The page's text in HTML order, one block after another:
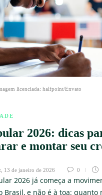
licenciada: halfpoint/Envato
2026: dicas
e montar seu
13 de janeiro de 2026 0
2026 já começa a
Brasil, e não é à toa: quanto